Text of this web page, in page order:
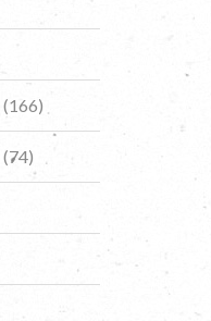
(166)
(74)